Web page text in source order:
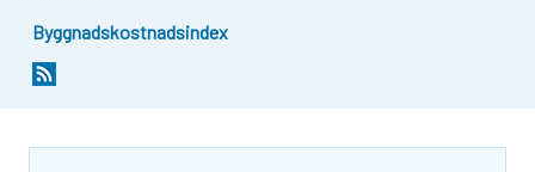
Byggnadskostnadsindex